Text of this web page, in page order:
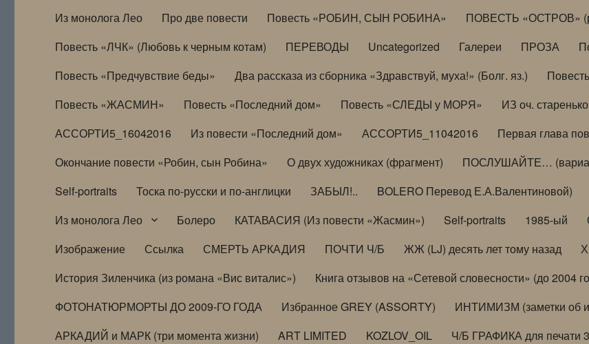
Из монолога Лео
Про две повести Повесть «РОБИН, СЫН РОБИНА» ПОВЕСТЬ «ОСТРОВ»
Повесть «ЛЧК» (Любовь к черным котам)
ПЕРЕВОДЫ Uncategorized Галереи ПРОЗА
Повесть «Предчувствие беды»
Два рассказа из сборника «Здравствуй, муха!» (Болг. яз.)
Повесть «ЖАСМИН»
Повесть «Последний дом» Повесть «СЛЕДЫ у МОРЯ» ИЗ оч.
АССОРТИ5_16042016
Из повести «Последний дом» АССОРТИ5_11042016
Первая глава
Окончание повести «Робин, сын Робина»
О двух художниках (фрагмент) ПОСЛУШАЙТЕ…
Self-portraits
Тоска по-русски и по-англицки ЗАБЫЛ!.. BOLERO Перевод Е.А.Валентиновой)
Из монолога Лео
Болеро КАТАВАСИЯ (Из повести «Жасмин») Self-portraits 1985-ый
Изображение
Ссылка СМЕРТЬ АРКАДИЯ ПОЧТИ Ч/Б ЖЖ (LJ) десять лет тому назад
История Зиленчика (из романа «Вис виталис»)
Книга отзывов на «Сетевой словесности» (до 2004
ФОТОНАТЮРМОРТЫ ДО 2009-ГО ГОДА
Избранное GREY (ASSORTY) ИНТИМИЗМ (заметки об
АРКАДИЙ и МАРК (три момента жизни)
ART LIMITED KOZLOV_OIL Ч/Б ГРАФИКА для печати